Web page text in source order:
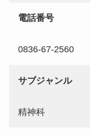
電話番号
0836-67-2560
サブジャンル
精神科